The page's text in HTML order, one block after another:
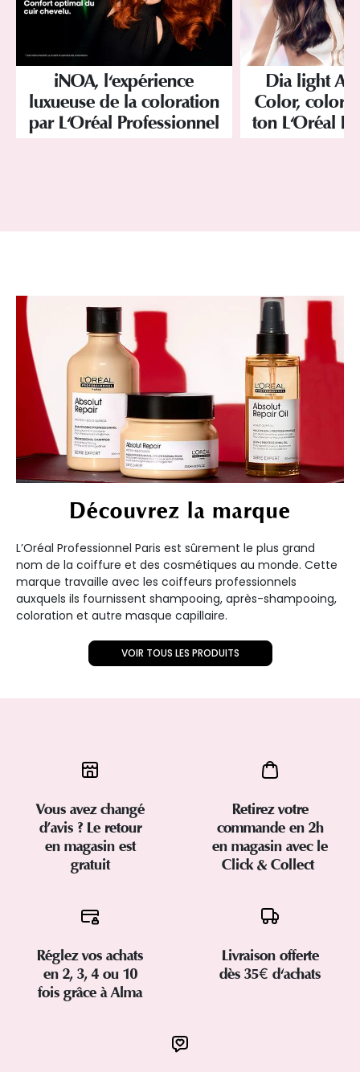
iNOA, l'expérience
luxueuse de la coloration
par L'Oréal Professionnel
Dia light
Color,
ton L'Oréal
Découvrez la marque
L’Oréal Professionnel Paris est sûrement le plus grand
nom de la coiffure et des cosmétiques au monde. Cette
marque travaille avec les coiffeurs professionnels
auxquels ils fournissent shampooing, après-shampooing,
coloration et autre masque capillaire.
VOIR TOUS LES PRODUITS
Vous avez changé
d’avis ? Le retour
en magasin est
gratuit
Retirez votre
commande en 2h
en magasin avec le
Click & Collect
Réglez vos achats
en 2, 3, 4 ou 10
fois grâce à Alma
Livraison offerte
dès 35€ d'achats